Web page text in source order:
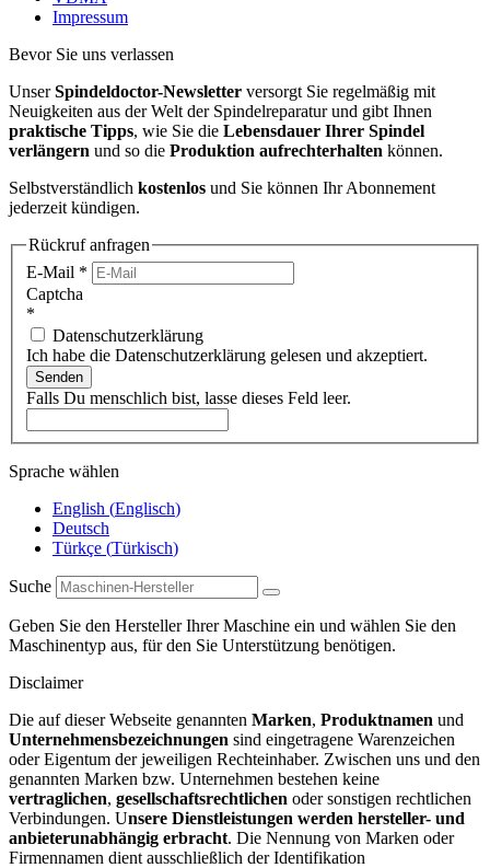
Impressum
Bevor Sie uns verlassen
UnserSpindeldoctor-Newsletter versorgt Sie regelmäßig mit
Neuigkeiten aus der Welt der Spindelreparatur und gibt Ihnen
praktische Tipps, wie Sie die Lebensdauer Ihrer Spindel
verlängern und so die Produktion aufrechterhalten können.
Selbstverständlich kostenlos und Sie können Ihr Abonnement
jederzeit kündigen.
Rückruf anfragen
E-Mail *
Captcha
*
Datenschutzerklärung
Ich habe die Datenschutzerklärung gelesen und akzeptiert.
Senden
Falls Du menschlich bist, lasse dieses Feld leer.
Sprache wählen
English (Englisch)
Deutsch
Türkçe (Türkisch)
Suche
Geben Sie den Hersteller Ihrer Maschine ein und wählen Sie den
Maschinentyp aus, für den Sie Unterstützung benötigen.
Disclaimer
Die auf dieser Webseite genannten Marken, Produktnamen und
Unternehmensbezeichnungen sind eingetragene Warenzeichen
oder Eigentum der jeweiligen Rechteinhaber. Zwischen uns und den
genannten Marken bzw. Unternehmen bestehen keine
vertraglichen, gesellschaftsrechtlichen oder sonstigen rechtlichen
Verbindungen. Unsere Dienstleistungen werden hersteller- und
anbieterunabhängig erbracht. Die Nennung von Marken oder
Firmennamen dient ausschließlich der Identifikation